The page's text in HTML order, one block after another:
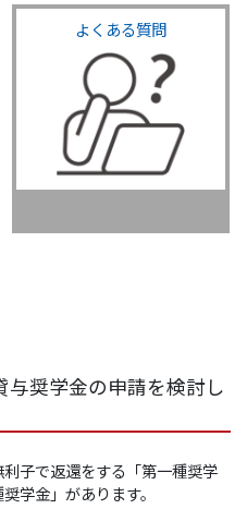
よくある質問
与奨学金の申請を検討し
子で返還をする「第一種奨学
学金」があります。